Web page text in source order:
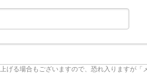
げる場合もございますので、恐れ入りますが